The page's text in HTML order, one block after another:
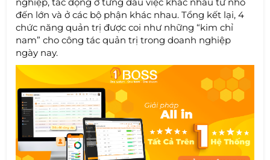
nghiệp, tác động ở từng đầu việc khác nhau từ nhỏ
đến lớn và ở các bộ phận khác nhau. Tổng kết lại, 4
chức năng quản trị được coi như những “kim chỉ
nam” cho công tác quản trị trong doanh nghiệp
ngày nay.